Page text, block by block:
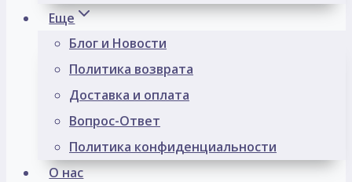
Еще
Блог и Новости
Политика возврата
Доставка и оплата
Вопрос-Ответ
Политика конфиденциальности
О нас